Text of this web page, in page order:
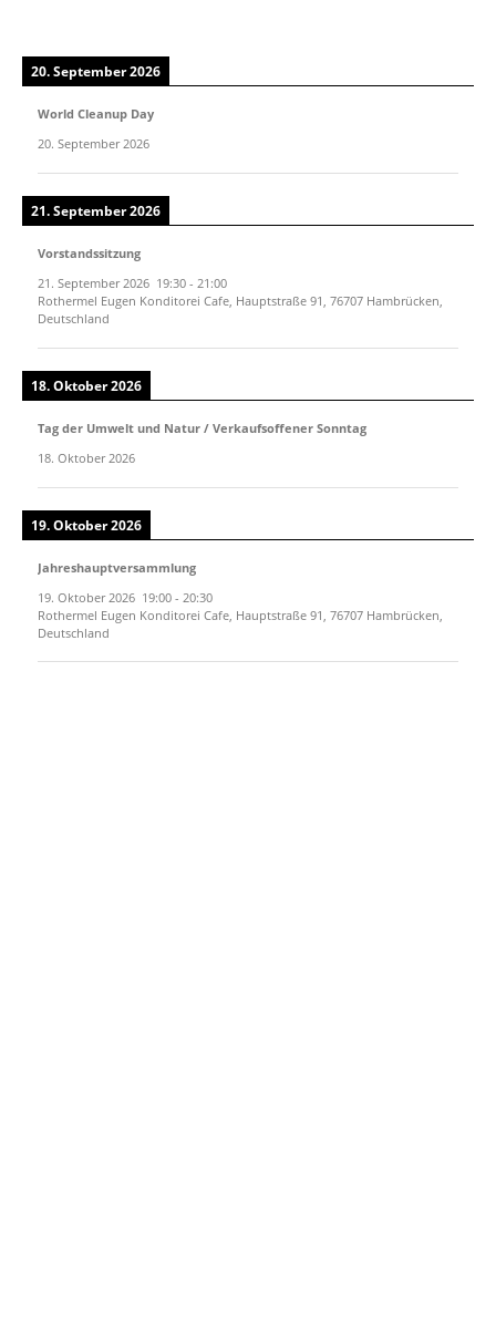
20. September 2026
World Cleanup Day
20. September 2026
21. September 2026
Vorstandssitzung
21. September 2026 19:30 - 21:00
Rothermel Eugen Konditorei Cafe, Hauptstraße 91, 76707 Hambrücken,
Deutschland
18. Oktober 2026
Tag der Umwelt und Natur / Verkaufsoffener Sonntag
18. Oktober 2026
19. Oktober 2026
Jahreshauptversammlung
19. Oktober 2026 19:00 - 20:30
Rothermel Eugen Konditorei Cafe, Hauptstraße 91, 76707 Hambrücken,
Deutschland